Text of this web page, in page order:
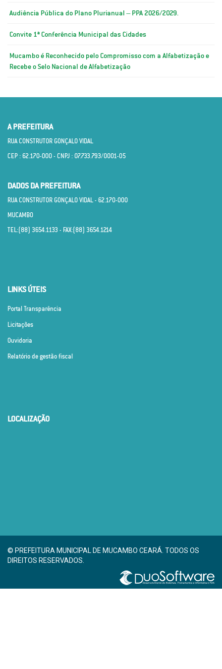
Audiência Pública do Plano Plurianual – PPA 2026/2029.
Convite 1ª Conferência Municipal das Cidades
Mucambo é Reconhecido pelo Compromisso com a Alfabetização e
Recebe o Selo Nacional de Alfabetização
A PREFEITURA
RUA CONSTRUTOR GONÇALO VIDAL
CEP : 62.170­-000 - CNPJ : 07.733.793/0001­-05
DADOS DA PREFEITURA
RUA CONSTRUTOR GONÇALO VIDAL - 62.170­-000
MUCAMBO
TEL:(88) 3654.1133 - FAX:(88) 3654.1214
LINKS ÚTEIS
Portal Transparência
Licitações
Ouvidoria
Relatório de gestão fiscal
LOCALIZAÇÃO
© PREFEITURA MUNICIPAL DE MUCAMBO CEARÁ. TODOS OS
DIREITOS RESERVADOS.